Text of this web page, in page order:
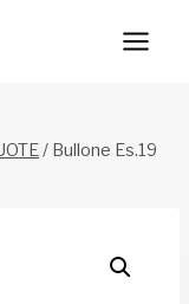
/ Bullone Es.19